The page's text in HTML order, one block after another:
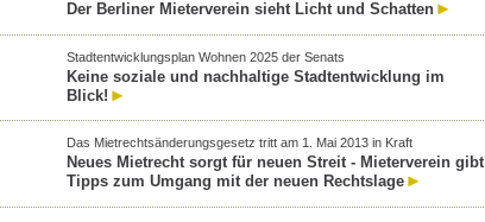
Der Berliner Mieterverein sieht Licht und Schatten
Stadtentwicklungsplan Wohnen 2025 der Senats
Keine soziale und nachhaltige Stadtentwicklung im
Blick!
Das Mietrechtsänderungsgesetz tritt am 1. Mai 2013 in Kraft
Neues Mietrecht sorgt für neuen Streit - Mieterverein gibt
Tipps zum Umgang mit der neuen Rechtslage